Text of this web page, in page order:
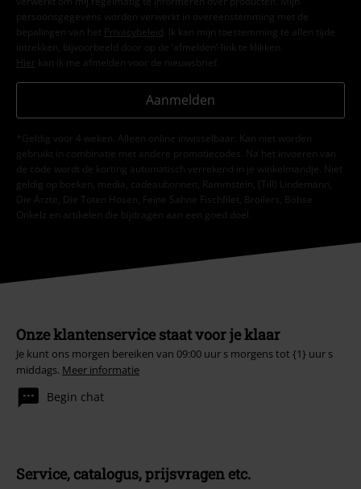
persoonsgegevens worden verwerkt in overeenstemming met de
bepalingen van het
Privacybeleid . Ik kan mijn toestemming te allen tijde
intrekken, bijvoorbeeld door op de ‘afmelden’-link te klikken.
Hier kan ik me afmelden voor de nieuwsbrief.
Aanmelden
*Geldig voor 4 weken. Alleen online inwisselbaar. Kan niet worden
gebruikt in combinatie met andere promotiecodes. Na het invoeren van
de code wordt de korting automatisch verrekend in je winkelmandje. Niet
geldig op boeken, media, cadeaubonnen, Rammstein, (Till) Lindemann,
Die Ärzte, Die Toten Hosen, Feine Sahne Fischfilet, Broilers, Böhse
Onkelz en artikelen die bijdragen aan een goed doel.
Onze klantenservice staat voor je klaar
Je kunt ons morgen bereiken van 09:00 uur s morgens tot {1} uur s
middags. Meer informatie
Begin chat
Service, catalogus, prijsvragen etc.